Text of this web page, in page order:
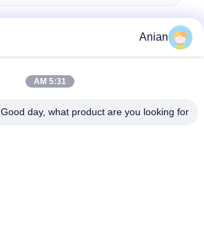
العنوان
Anian
5:31 AM
Good day, what product are you looking for?